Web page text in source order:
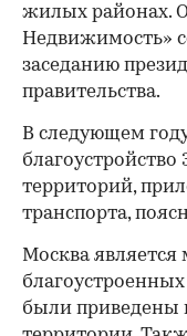
жилых районах.
Недвижимость»
заседанию
правительства.
В следующем
благоустройство
территорий,
транспорта,
Москва
были приведены